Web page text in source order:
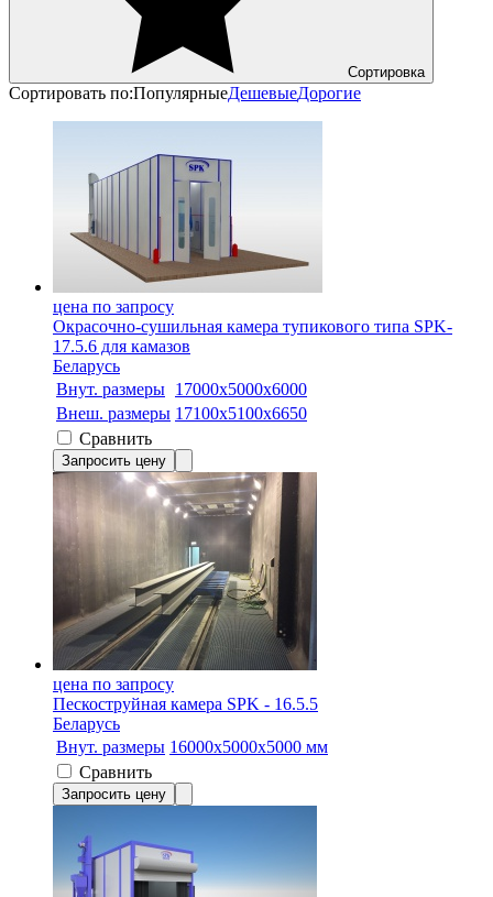
Сортировка
Сортировать по:ПопулярныеДешевыеДорогие
цена по запросу
Окрасочно-сушильная камера тупикового типа SPK-
17.5.6 для камазов
Беларусь
Внут. размеры 17000х5000х6000
Внеш. размеры 17100x5100x6650
Сравнить
Запросить цену
цена по запросу
Пескоструйная камера SPK - 16.5.5
Беларусь
Внут. размеры 16000х5000х5000 мм
Сравнить
Запросить цену